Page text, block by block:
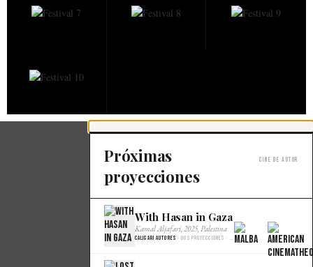
Próximas
proyecciones
Cine de autor
With Hasan in Gaza
Kamal Aljafari, 2025, Palestina
Caligari Autores · Dos proyecciones · Malba Cine
×